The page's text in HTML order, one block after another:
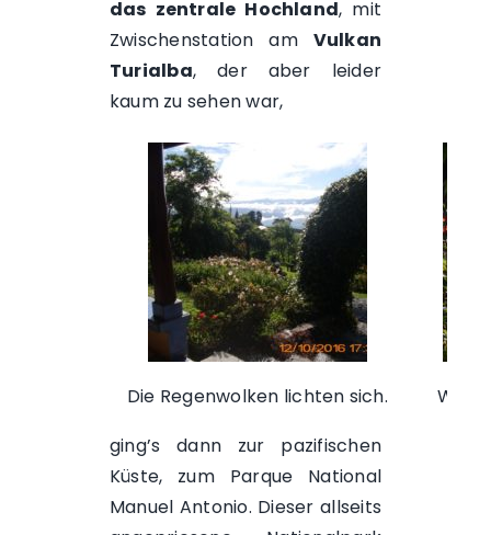
das zentrale Hochland, mit
Zwischenstation am Vulkan
Turialba, der aber leider
kaum zu sehen war,
Die Regenwolken lichten sich.
ging’s dann zur pazifischen
Küste, zum Parque National
Manuel Antonio. Dieser allseits